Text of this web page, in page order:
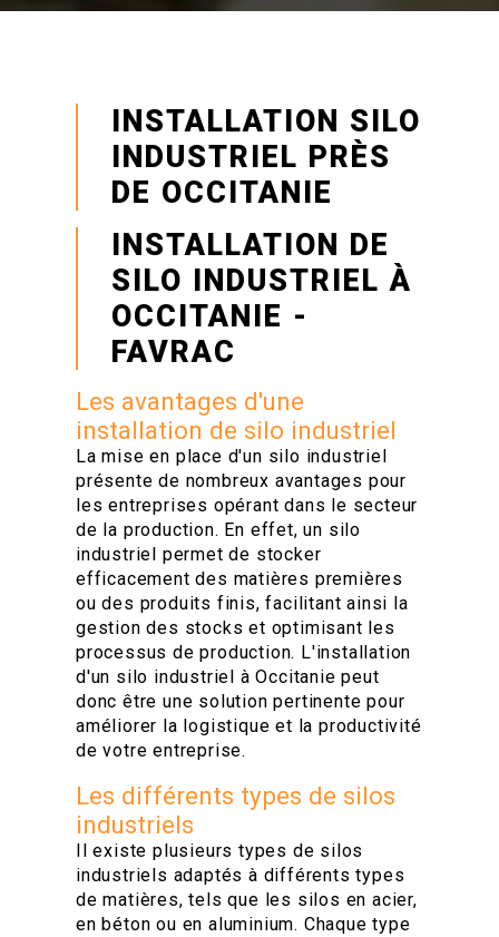
INSTALLATION SILO
INDUSTRIEL PRÈS
DE OCCITANIE
INSTALLATION DE
SILO INDUSTRIEL À
OCCITANIE -
FAVRAC
Les avantages d'une
installation de silo industriel
La mise en place d'un silo industriel
présente de nombreux avantages pour
les entreprises opérant dans le secteur
de la production. En effet, un silo
industriel permet de stocker
efficacement des matières premières
ou des produits finis, facilitant ainsi la
gestion des stocks et optimisant les
processus de production. L'installation
d'un silo industriel à Occitanie peut
donc être une solution pertinente pour
améliorer la logistique et la productivité
de votre entreprise.
Les différents types de silos
industriels
Il existe plusieurs types de silos
industriels adaptés à différents types
de matières, tels que les silos en acier,
en béton ou en aluminium. Chaque type